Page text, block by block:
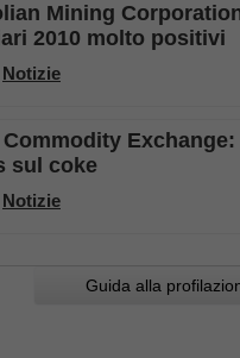
Mining
2010 molto positivi
Notizie
Commodity
sul coke
Notizie
Guida alla